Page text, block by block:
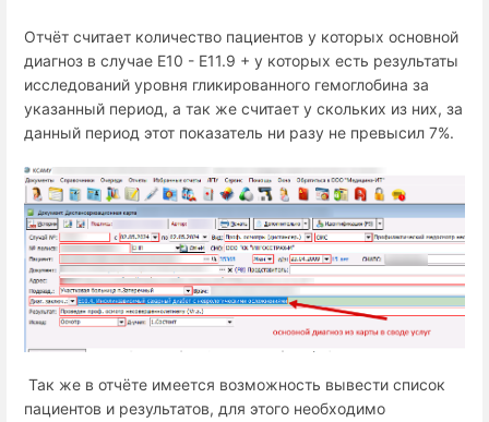
Отчёт считает количество пациентов у которых основной
диагноз в случае E10 - E11.9 + у которых есть результаты
исследований уровня гликированного гемоглобина за
указанный период, а так же считает у скольких из них, за
данный период этот показатель ни разу не превысил 7%.
Так же в отчёте имеется возможность вывести список
пациентов и результатов, для этого необходимо